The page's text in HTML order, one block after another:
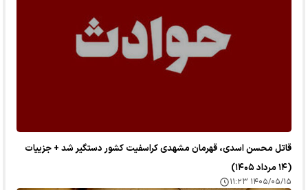
قاتل محسن اسدی، قهرمان مشهدی کراسفیت کشور دستگیر شد + جزییات
(۱۴ مرداد ۱۴۰۵)
۱۴۰۵/۰۵/۱۵ ۱۱:۲۳